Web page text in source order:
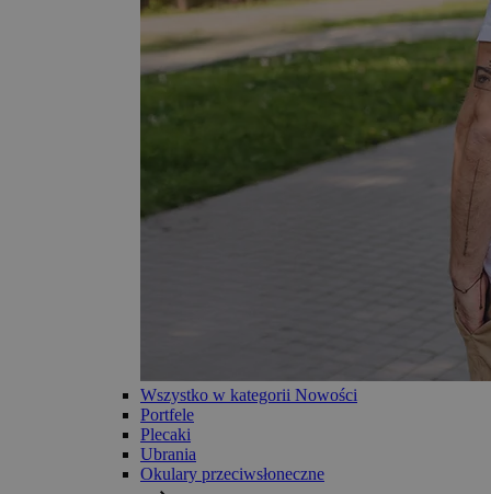
Wszystko w kategorii Nowości
Portfele
Plecaki
Ubrania
Okulary przeciwsłoneczne